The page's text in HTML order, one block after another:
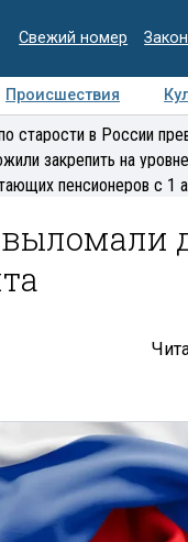
Свежий номер
Происшествия
Интервью
старости в России
закрепить на
пенсионеров с 1